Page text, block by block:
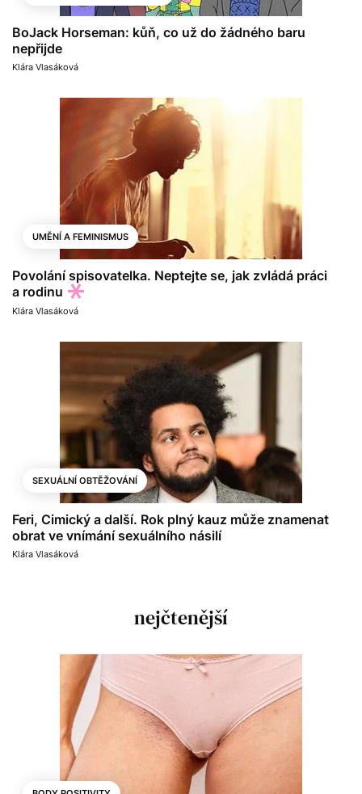
BoJack Horseman: kůň, co už do žádného baru
nepřijde
Klára Vlasáková
UMĚNÍ A FEMINISMUS
Povolání spisovatelka. Neptejte se, jak zvládá práci
a rodinu
Klára Vlasáková
SEXUÁLNÍ OBTĚŽOVÁNÍ
Feri, Cimický a další. Rok plný kauz může znamenat
obrat ve vnímání sexuálního násilí
Klára Vlasáková
nejčtenější